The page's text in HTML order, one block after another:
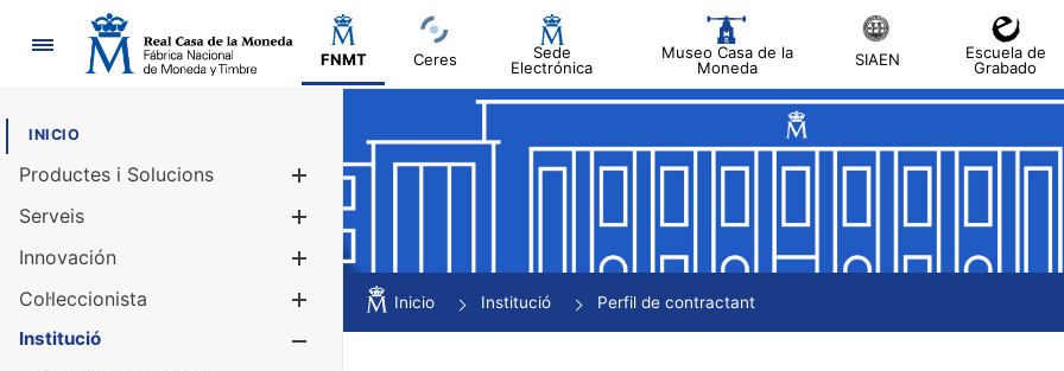
Navegació
FNMT Ceres
Sede
Electrónica
Museo Casa de la
Moneda
SIAEN
Escuela de
Grabado
INICIO
Productes i Solucions
Mostra/Amaga
Serveis
Innovación
Col·leccionista
Mostra/Amaga
Institució
Inicio Institució Perfil de contractant